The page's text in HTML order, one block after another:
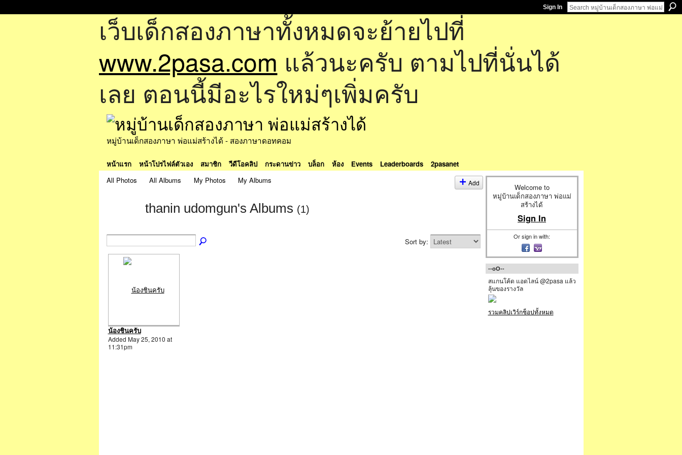
Sign In
เว็บเด็กสองภาษาทั้งหมดจะย้ายไปที่
www.2pasa.com แล้วนะครับ ตามไปที่นั่นได้
เลย ตอนนี้มีอะไรใหม่ๆเพิ่มครับ
หมู่บ้านเด็กสองภาษา พ่อแม่สร้างได้ - สองภาษาดอทคอม
หน้าแรก หน้าโปรไฟล์ตัวเอง สมาชิก วีดีโอคลิป กระดานข่าว บล็อก ห้อง Events Leaderboards
2pasanet
All Photos
All Albums My Photos My Albums Add
thanin udomgun's Albums (1)
Sort by:
น้องชินครับ
Added May 25, 2010 at
11:31pm
Welcome to
หมู่บ้านเด็กสองภาษา พ่อแม่
สร้างได้
Sign In
Or sign in with:
--oO--
สแกนโค้ด แอดไลน์ @2pasa แล้ว
ลุ้นของรางวัล
รวมคลิปเวิร์กช็อปทั้งหมด